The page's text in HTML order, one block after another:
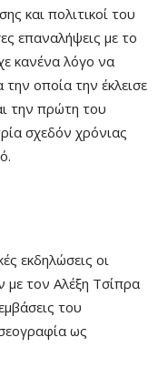
και πολιτικοί του
επαναλήψεις με το
κανένα λόγο να
οποία την έκλεισε
την πρώτη του
σχεδόν χρόνιας
εκδηλώσεις οι
τον Αλέξη Τσίπρα
του
ως